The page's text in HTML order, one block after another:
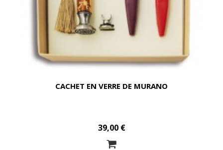
CACHET EN VERRE DE MURANO
39,00 €